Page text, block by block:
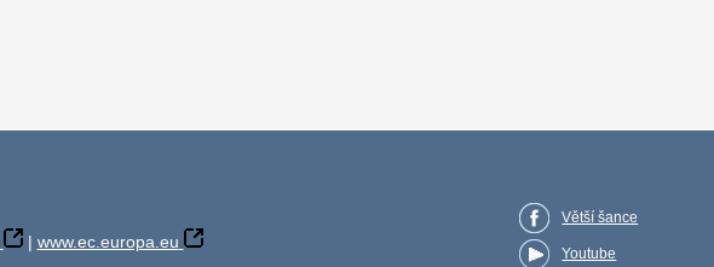
| www.ec.europa.eu
Větší šance
Youtube